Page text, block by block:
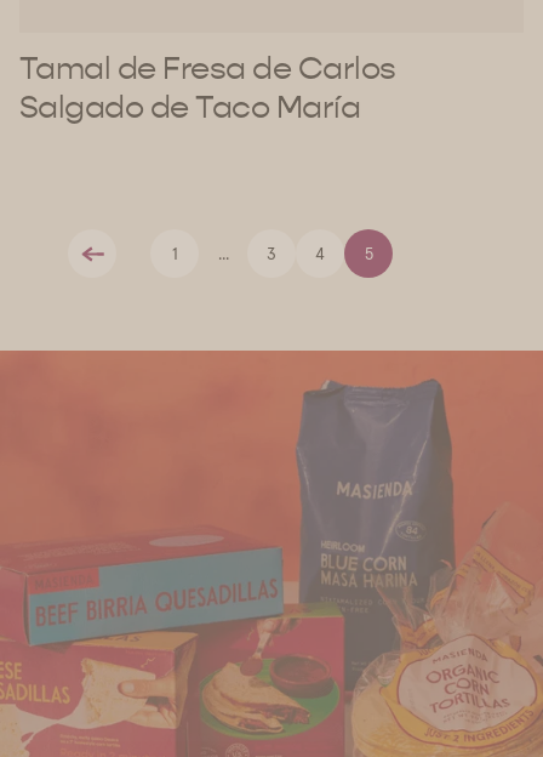
Tamal de Fresa de Carlos
Salgado de Taco María
Anteriormente
1 ... 3 4 5
Encuéntranos
Descubre los productos Masienda cerca de ti.